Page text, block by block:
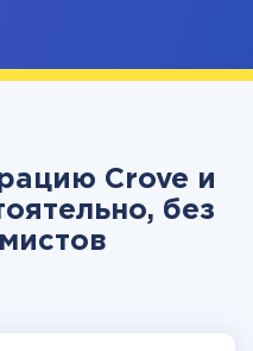
Crove и
без